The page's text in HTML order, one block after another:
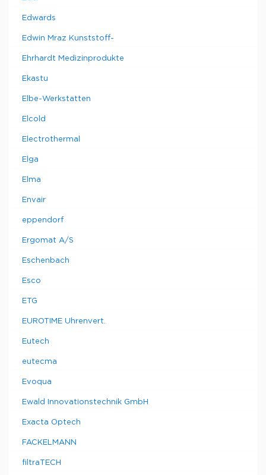
Edwards
Edwin Mraz Kunststoff-
Ehrhardt Medizinprodukte
Ekastu
Elbe-Werkstatten
Elcold
Electrothermal
Elga
Elma
Envair
eppendorf
Ergomat A/S
Eschenbach
Esco
ETG
EUROTIME Uhrenvert.
Eutech
eutecma
Evoqua
Ewald Innovationstechnik GmbH
Exacta Optech
FACKELMANN
filtraTECH